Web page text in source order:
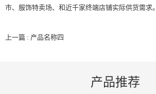
市、服饰特卖场、和近千家终端店铺实际供货需求。
上一篇 : 产品名称四
产品推荐